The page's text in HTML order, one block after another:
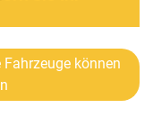
können